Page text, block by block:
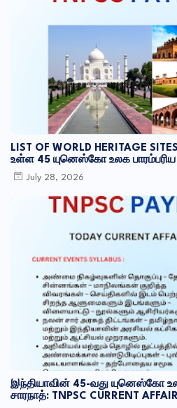
LIST OF WORLD HERITAGE
உள்ள 45 யுனெஸ்கோ உலக
July 28, 2026
இந்தியாவின் 45-வது யுனெஸ்கோ
சாரநாத்: TNPSC CURRENT